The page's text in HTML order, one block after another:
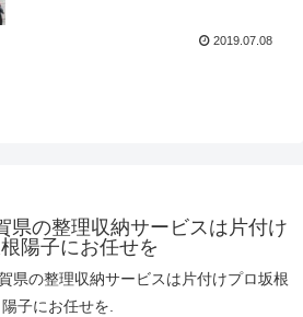
2019.07.08
県の整理収納サービスは片付け
陽子にお任せを
県の整理収納サービスは片付けプロ坂根
陽子にお任せを.